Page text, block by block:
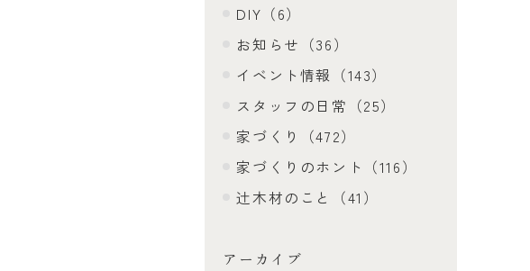
DIY（6）
お知らせ（36）
イベント情報（143）
スタッフの日常（25）
家づくり（472）
家づくりのホント（116）
辻木材のこと（41）
アーカイブ